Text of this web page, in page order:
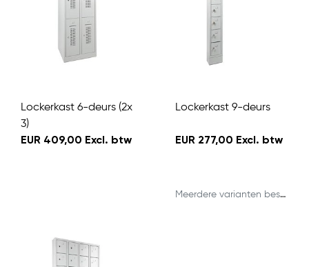
Lockerkast 6-deurs (2x
3)
EUR 409,00 Excl. btw
Lockerkast 9-deurs
EUR 277,00 Excl. btw
Meerdere varianten beschikbaar